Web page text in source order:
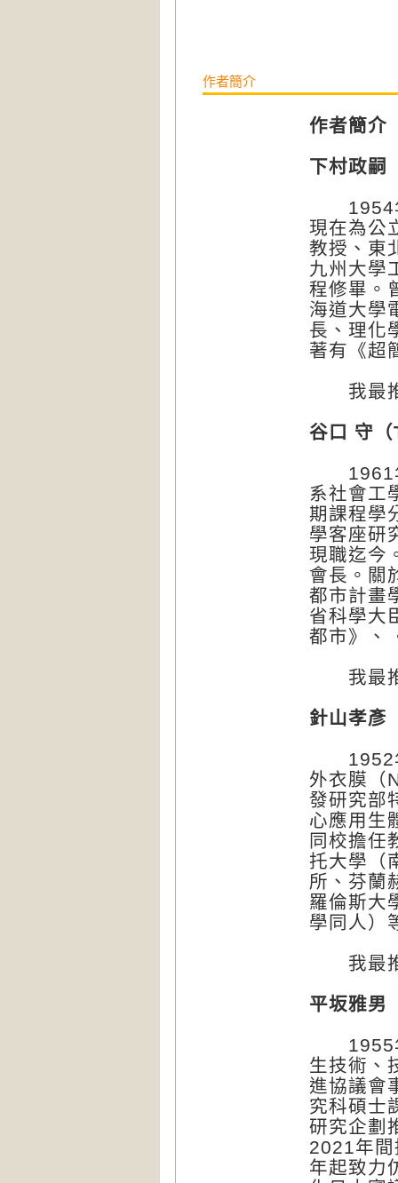
作者簡介
作者簡介
下村政
1954年
現在為公
教授、東
九州大學
程修畢。
海道大學
長、理化
著有《超
我最推
谷口 守
1961年
系社會工
期課程學
學客座研
現職迄今
會長。關
都市計畫
省科學大
都市》、
我最推
針山孝
1952年
外衣膜（
發研究部
心應用生
同校擔任
托大學（
所、芬蘭
羅倫斯大
學同人）
我最推
平坂雅男
1955年
生技術、
進協議會
究科碩士
研究企劃
2021年
年起致力